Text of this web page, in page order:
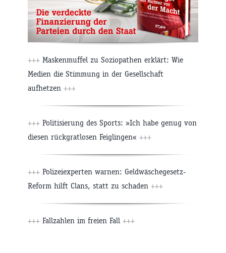
+++ Maskenmuffel zu Soziopathen erklärt: Wie
Medien die Stimmung in der Gesellschaft
aufhetzen +++
+++ Politisierung des Sports: »Ich habe genug von
diesen rückgratlosen Feiglingen« +++
+++ Polizeiexperten warnen: Geldwäschegesetz-
Reform hilft Clans, statt zu schaden +++
+++ Fallzahlen im freien Fall +++